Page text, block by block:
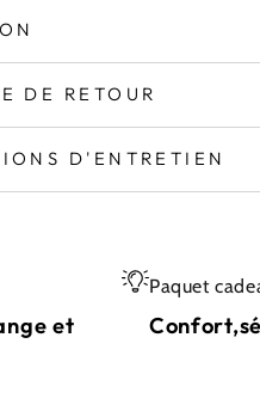
DE RETOUR
D'ENTRETIEN
et
Paquet